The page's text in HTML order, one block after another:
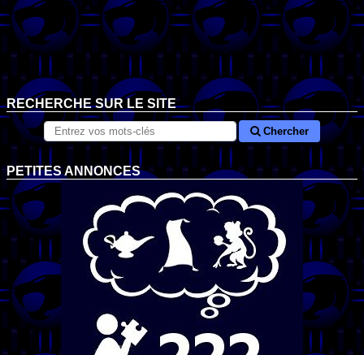
RECHERCHE SUR LE SITE
Chercher
PETITES ANNONCES